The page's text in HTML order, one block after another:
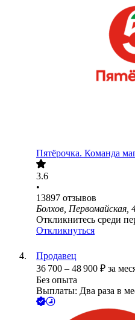
Пятёрочка. Команда
3.6
•
13897 отзывов
Болхов, Первомайская,
Откликнитесь среди
Откликнуться
Продавец
36 700 – 48 900 ₽ за
Без опыта
Выплаты: Два раза в